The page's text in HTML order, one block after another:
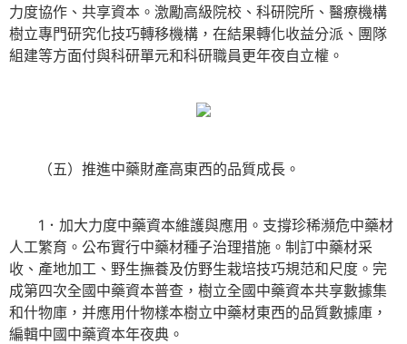
力度協作、共享資本。激勵高級院校、科研院所、醫療機構
樹立專門研究化技巧轉移機構，在結果轉化收益分派、團隊
組建等方面付與科研單元和科研職員更年夜自立權。
（五）推進中藥財產高東西的品質成長。
1．加大力度中藥資本維護與應用。支撐珍稀瀕危中藥材
人工繁育。公布實行中藥材種子治理措施。制訂中藥材采
收、產地加工、野生撫養及仿野生栽培技巧規范和尺度。完
成第四次全國中藥資本普查，樹立全國中藥資本共享數據集
和什物庫，并應用什物樣本樹立中藥材東西的品質數據庫，
編輯中國中藥資本年夜典。